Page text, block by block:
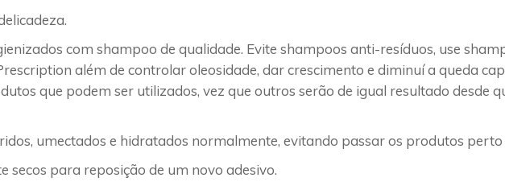
com shampoo de qualidade. Evite shampoos anti-resíduos, use
além de controlar oleosidade, dar crescimento e diminuí a queda
que podem ser utilizados, vez que outros serão de igual resultado desde
umectados e hidratados normalmente, evitando passar os produtos perto
secos para reposição de um novo adesivo.